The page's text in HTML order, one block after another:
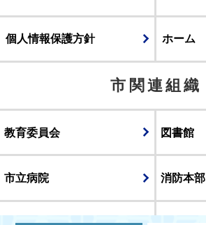
個人情報保護方針 ホーム
市関連組織
教育委員会 図書館
市立病院 消防本部